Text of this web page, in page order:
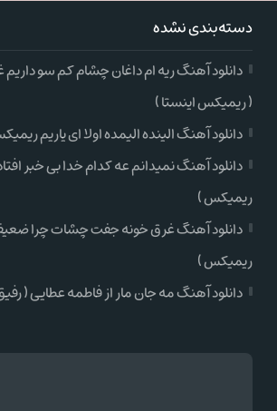
دسته‌بندی نشده
دانلود آهنگ ریه ام داغان چشام کم سو
( ریمیکس اینستا )
دانلود آهنگ الینده الیمده اولا ای یاریم
دانلود آهنگ نمیدانم عه کدام خدا بی خبر
ریمیکس )
دانلود آهنگ غرق خونه جفت چشات چرا
ریمیکس )
دانلود آهنگ مه جان مار از فاطمه عطایی (